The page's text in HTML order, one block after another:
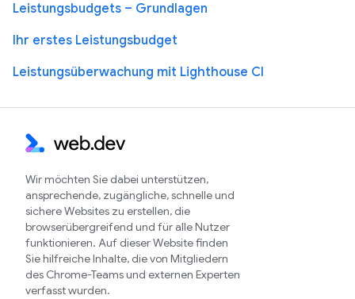
Leistungsbudgets – Grundlagen
Ihr erstes Leistungsbudget
Leistungsüberwachung mit Lighthouse CI
Wir möchten Sie dabei unterstützen,
ansprechende, zugängliche, schnelle und
sichere Websites zu erstellen, die
browserübergreifend und für alle Nutzer
funktionieren. Auf dieser Website finden
Sie hilfreiche Inhalte, die von Mitgliedern
des Chrome-Teams und externen Experten
verfasst wurden.